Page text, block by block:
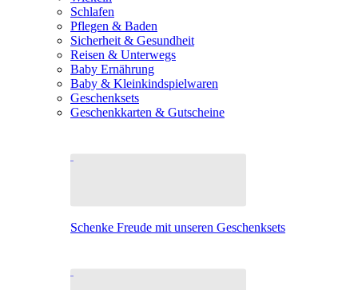
Schlafen
Pflegen & Baden
Sicherheit & Gesundheit
Reisen & Unterwegs
Baby Ernährung
Baby & Kleinkindspielwaren
Geschenksets
Geschenkkarten & Gutscheine
Schenke Freude mit unseren Geschenksets